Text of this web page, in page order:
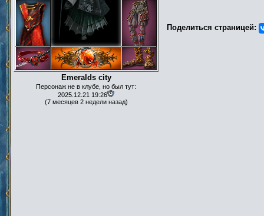
Emeralds city
Персонаж не в клубе, но был тут:
2025.12.21 19:26
(7 месяцев 2 недели назад)
Поделиться страницей: